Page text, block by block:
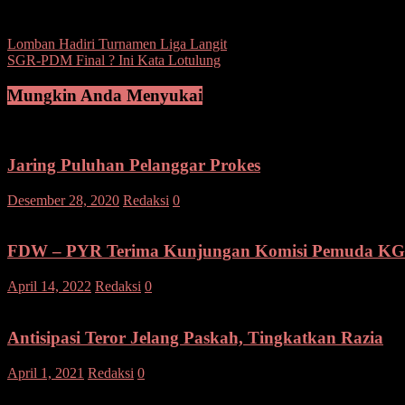
Navigasi
pos
Lomban Hadiri Turnamen Liga Langit
SGR-PDM Final ? Ini Kata Lotulung
Mungkin Anda Menyukai
Jaring Puluhan Pelanggar Prokes
Desember 28, 2020 Redaksi 0
FDW – PYR Terima Kunjungan Komisi Pemuda
April 14, 2022 Redaksi 0
Antisipasi Teror Jelang Paskah, Tingkatkan Razia
April 1, 2021 Redaksi 0